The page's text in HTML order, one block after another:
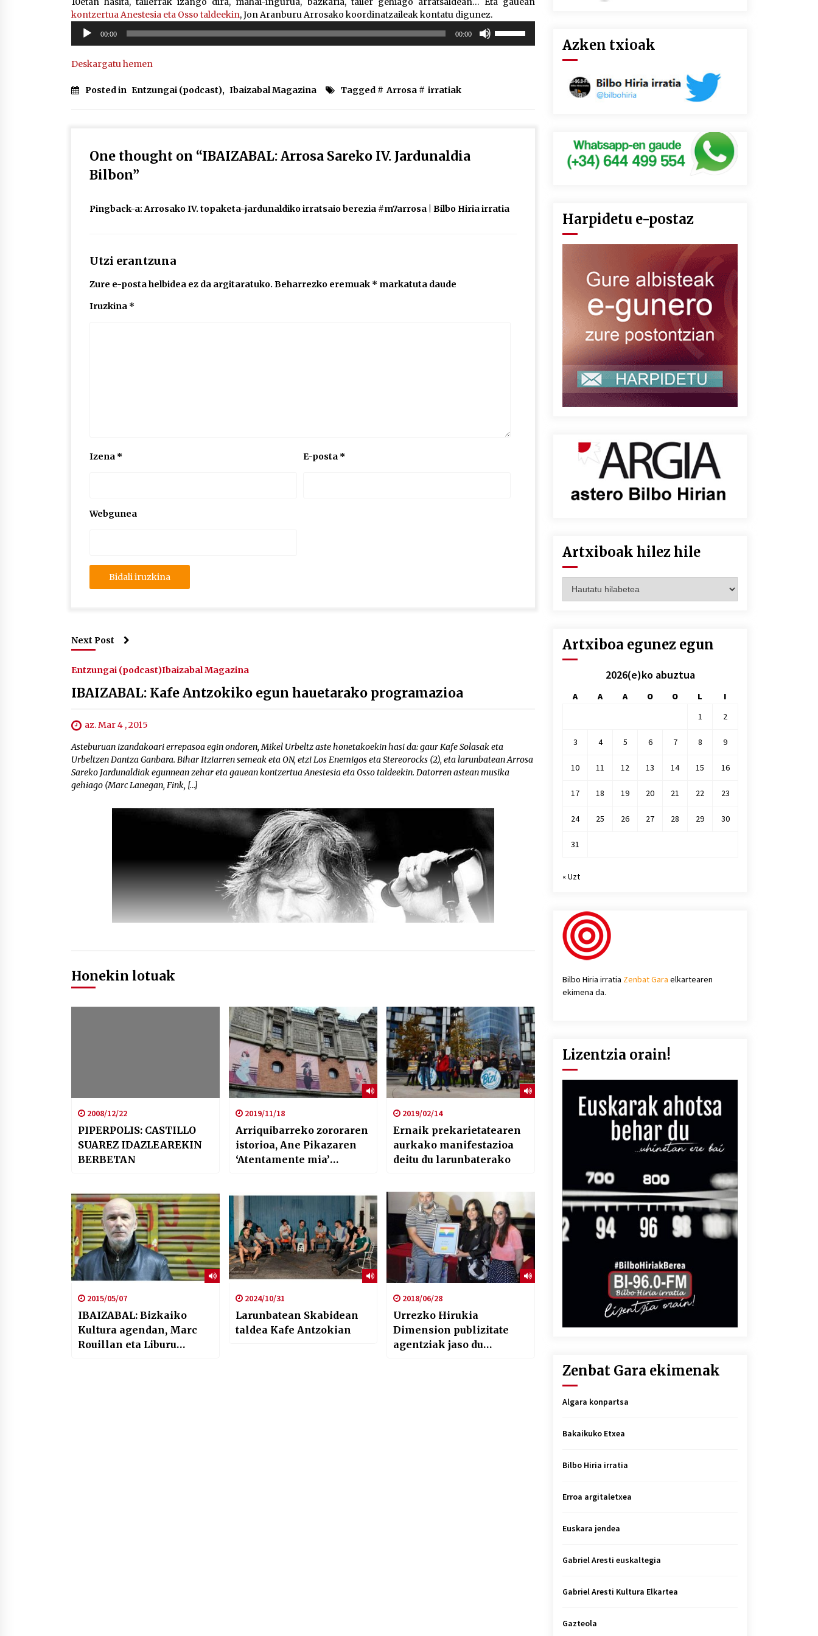
kontzertua Anestesia eta Osso taldeekin, Jon Aranburu Arrosako koordinatzaileak kontatu digunez.
Soinu
erreproduzigailua
00:00 00:00
Deskargatu hemen
Posted in Entzungai (podcast), Ibaizabal Magazina Tagged # Arrosa # irratiak
One thought on “IBAIZABAL: Arrosa Sareko IV. Jardunaldia
Bilbon”
Pingback-a:Arrosako IV. topaketa-jardunaldiko irratsaio berezia #m7arrosa | Bilbo Hiria irratia
Utzi erantzuna
Zure e-posta helbidea ez da argitaratuko. Beharrezko eremuak * markatuta daude
Iruzkina *
Izena * E-posta *
Webgunea
Next Post
Entzungai (podcast)Ibaizabal Magazina
IBAIZABAL: Kafe Antzokiko egun hauetarako programazioa
az. Mar 4 , 2015
Asteburuan izandakoari errepasoa egin ondoren, Mikel Urbeltz aste honetakoekin hasi da: gaur Kafe Solasak eta
Urbeltzen Dantza Ganbara. Bihar Itziarren semeak eta ON, etzi Los Enemigos eta Stereorocks (2), eta larunbatean Arrosa
Sareko Jardunaldiak egunnean zehar eta gauean kontzertua Anestesia eta Osso taldeekin. Datorren astean musika
gehiago (Marc Lanegan, Fink, […]
Honekin lotuak
2008/12/22
PIPERPOLIS: CASTILLO
SUAREZ IDAZLEAREKIN
BERBETAN
2019/11/18
Arriquibarreko zororaren
istorioa, Ane Pikazaren
‘Atentamente mia’
2019/02/14
Ernaik prekarietatearen
aurkako manifestazioa
deitu du larunbaterako
2015/05/07
IBAIZABAL: Bizkaiko
Kultura agendan, Marc
Rouillan eta Liburu
2024/10/31
Larunbatean Skabidean
taldea Kafe Antzokian
2018/06/28
Urrezko Hirukia
Dimension publizitate
agentziak jaso du
Azken txioak
Harpidetu e-postaz
Artxiboak hilez hile
hilez
Artxiboa egunez egun
2026(e)ko abuztua
A A A O O L
I
1
2
3 4 5 6 7 8 9
10 11 12 13 14 15 16
17 18 19 20 21 22 23
24 25 26 27 28 29 30
31
« Uzt
Bilbo Hiria irratia Zenbat Gara elkartearen
ekimena da.
Lizentzia orain!
Zenbat Gara ekimenak
Algara konpartsa
Bakaikuko Etxea
Bilbo Hiria irratia
Erroa argitaletxea
Euskara jendea
Gabriel Aresti euskaltegia
Gabriel Aresti Kultura Elkartea
Gazteola